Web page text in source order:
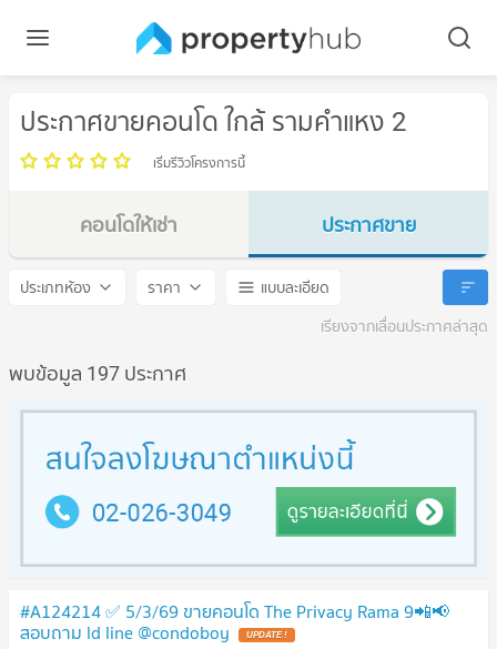
ประกาศขายคอนโด ใกล้ รามคำแหง 2
เริ่มรีวิวโครงการนี้
คอนโดให้เช่า
ประกาศขาย
ประเภทห้อง ราคา
แบบละเอียด
เรียงจากเลื่อนประกาศล่าสุด
พบข้อมูล 197 ประกาศ
#A124214 ✅ 5/3/69 ขายคอนโด The Privacy Rama 9📲📢
สอบถาม ld line @condoboy UPDATE !